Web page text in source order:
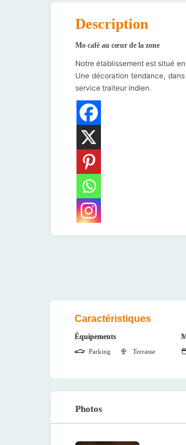
Description
Mo café au cœur de la zone
Notre établissement est situé
Une décoration tendance,
service traiteur indien.
Caractéristiques
Équipements
Parking Terrasse
Photos